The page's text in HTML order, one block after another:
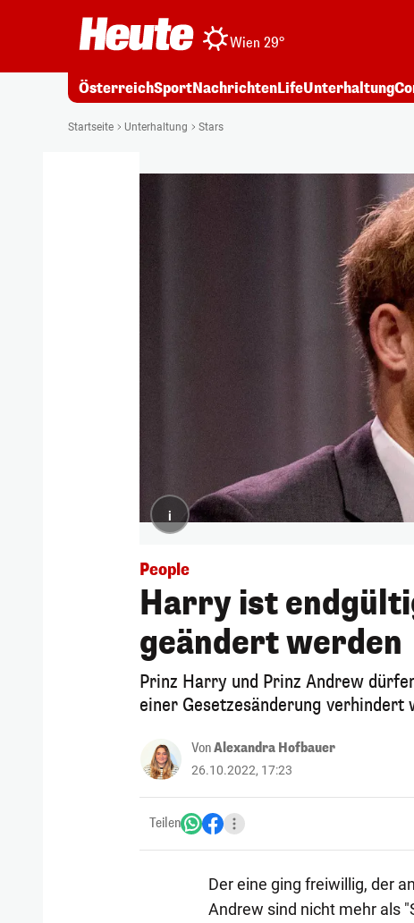
Wien 29°
ÖsterreichSportNachrichtenLifeUnterhaltung
Startseite Unterhaltung Stars
i
People
Harry ist
geändert werden
Prinz Harry und Prinz Andrew
einer Gesetzesänderung verhindert
VonAlexandra Hofbauer
26.10.2022, 17:23
Teilen
Der eine ging freiwillig, der
Andrew sind nicht mehr als